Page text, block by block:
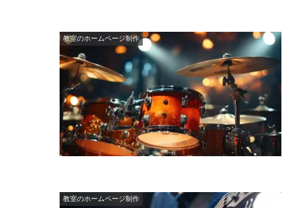
教室のホームページ制作
教室のホームページ制作